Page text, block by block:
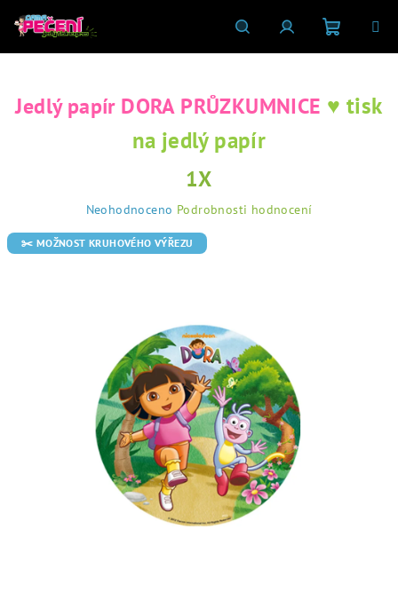
HledatPřihlášeníNákupní
košík
Jedlý papír DORA PRŮZKUMNICE ♥ tisk
na jedlý papír
1X
produktu
Neohodnoceno Podrobnosti hodnocení
✂️ MOŽNOST KRUHOVÉHO VÝŘEZU